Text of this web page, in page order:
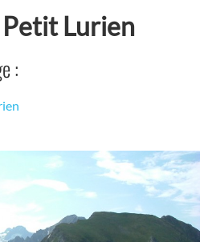
Petit Lurien
: